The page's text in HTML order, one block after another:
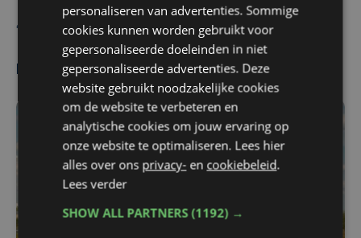
Jenna Lebrun
Meest gelezen
personaliseren van advertenties. Sommige
cookies kunnen worden gebruikt voor
gepersonaliseerde doeleinden in niet
gepersonaliseerde advertenties. Deze
website gebruikt noodzakelijke cookies
om de website te verbeteren en
analytische cookies om jouw ervaring op
onze website te optimaliseren. Lees hier
alles over ons privacy- en cookiebeleid.
Lees verder
SHOW ALL PARTNERS(1192) →